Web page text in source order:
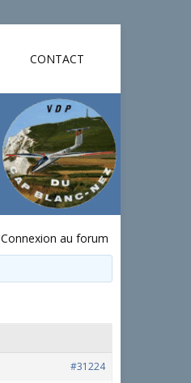
CONTACT
Connexion au forum
#31224